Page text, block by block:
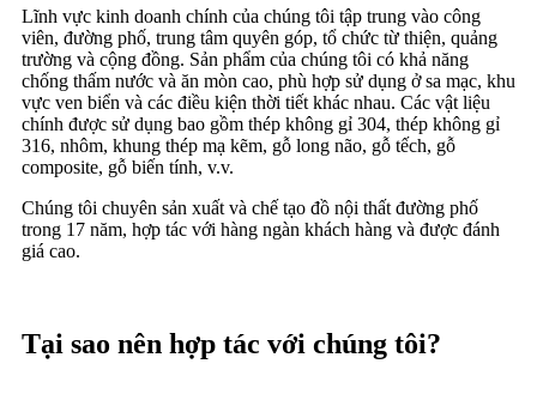
Lĩnh vực kinh doanh chính của chúng tôi tập trung vào công
viên, đường phố, trung tâm quyên góp, tổ chức từ thiện, quảng
trường và cộng đồng. Sản phẩm của chúng tôi có khả năng
chống thấm nước và ăn mòn cao, phù hợp sử dụng ở sa mạc, khu
vực ven biển và các điều kiện thời tiết khác nhau. Các vật liệu
chính được sử dụng bao gồm thép không gỉ 304, thép không gỉ
316, nhôm, khung thép mạ kẽm, gỗ long não, gỗ tếch, gỗ
composite, gỗ biến tính, v.v.
Chúng tôi chuyên sản xuất và chế tạo đồ nội thất đường phố
trong 17 năm, hợp tác với hàng ngàn khách hàng và được đánh
giá cao.
Tại sao nên hợp tác với chúng tôi?